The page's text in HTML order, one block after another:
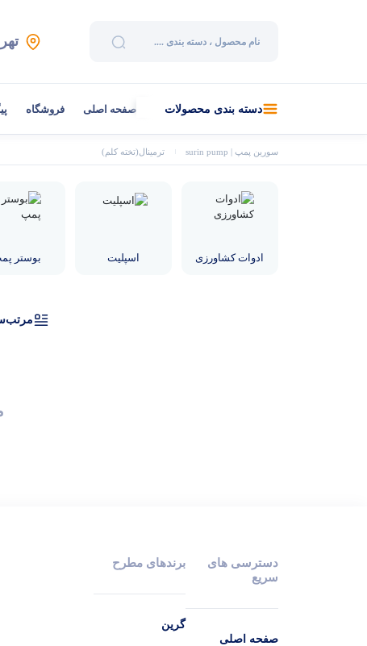
دسته بندی محصولات صفحه اصلی فروشگاه
سورین پمپ | surin pump ترمینال(تخته کلم)
ادوات کشاورزی اسپلیت بوستر
دسترسی های
سریع
صفحه اصلی
برندهای مطرح
گرین